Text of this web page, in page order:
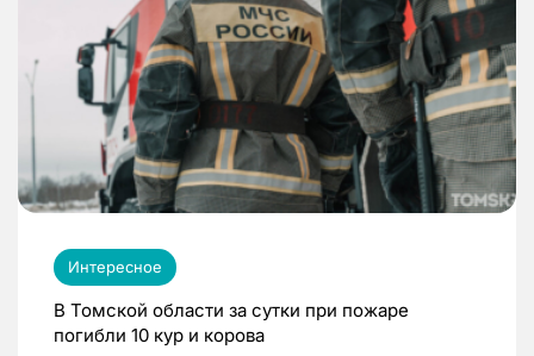
Интересное
В Томской области за сутки при пожаре
погибли 10 кур и корова